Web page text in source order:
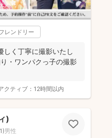
レンドリー
く丁寧に撮影いたし
・ワンパクっ子の撮影
クティブ： 12時間以内
)
)男性